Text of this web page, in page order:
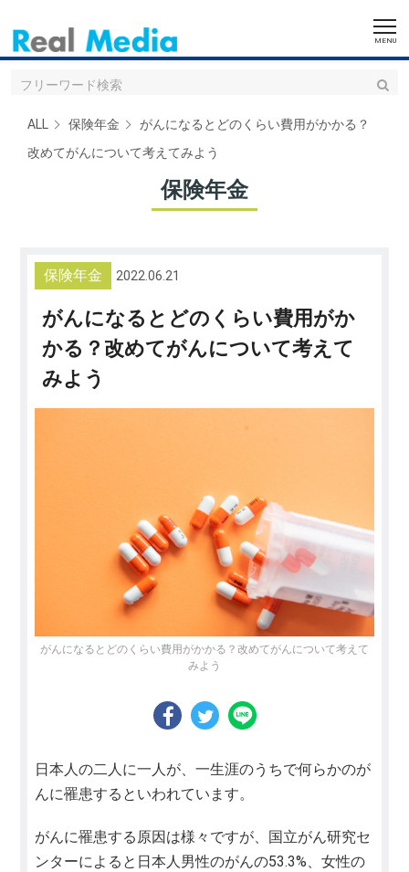
ALL 保険年金
がんになるとどのくらい費用がかかる？
改めてがんについて考えてみよう
保険年金
保険年金 2022.06.21
がんになるとどのくらい費用がか
かる？改めてがんについて考えて
みよう
がんになるとどのくらい費用がかかる？改めてがんについて考えて
みよう
日本人の二人に一人が、一生涯のうちで何らかのが
んに罹患するといわれています。
がんに罹患する原因は様々ですが、国立がん研究セ
ンターによると日本人男性のがんの53.3%、女性の